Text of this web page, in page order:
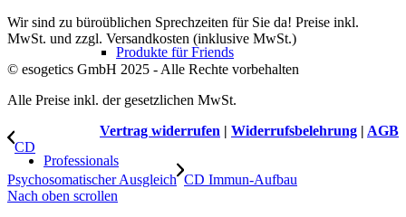
Produkte für Friends
Professionals
Wir sind zu büroüblichen Sprechzeiten für Sie da! Preise inkl.
MwSt. und zzgl. Versandkosten (inklusive MwSt.)
© esogetics GmbH 2025 - Alle Rechte vorbehalten
Alle Preise inkl. der gesetzlichen MwSt.
Vertrag widerrufen | Widerrufsbelehrung | AGB
CD
Psychosomatischer Ausgleich CD Immun-Aufbau
Nach oben scrollen